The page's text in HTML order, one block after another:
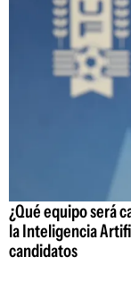
¿Qué equipo será
la Inteligencia
candidatos